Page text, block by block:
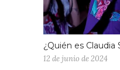
¿Quién es Claudia
12 de junio de 2024